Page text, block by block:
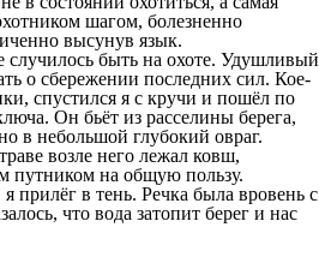
шагом, болезненно
высунув язык.
быть на охоте. Удушливый
о сбережении последних сил. Кое-
спустился я с кручи и пошёл по
Он бьёт из расселины берега,
в небольшой глубокий овраг.
возле него лежал ковш,
путником на общую пользу.
прилёг в тень. Речка была вровень с
что вода затопит берег и нас